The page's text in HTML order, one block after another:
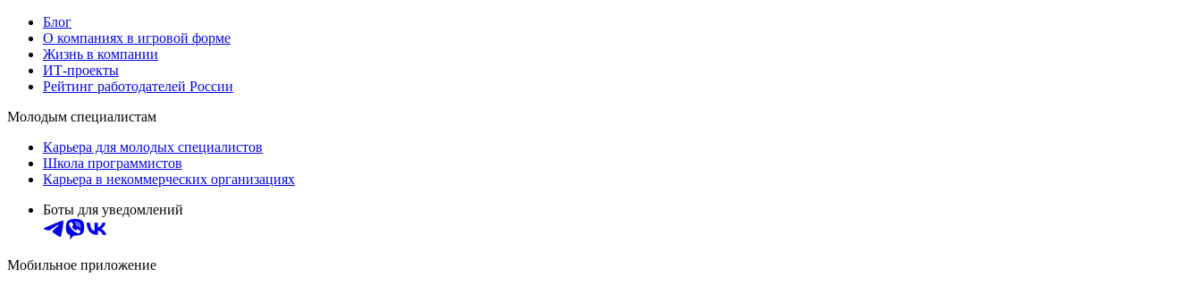
Блог
О компаниях в игровой форме
Жизнь в компании
ИТ-проекты
Рейтинг работодателей России
Молодым специалистам
Карьера для молодых специалистов
Школа программистов
Карьера в некоммерческих организациях
Боты для уведомлений
Мобильное приложение